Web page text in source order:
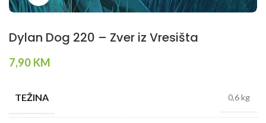
Dylan Dog 220 – Zver iz Vresišta
7,90 KM
TEŽINA 0,6 kg